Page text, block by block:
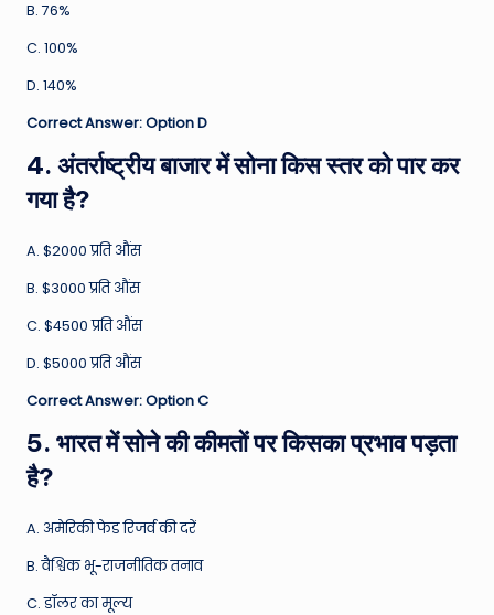
B. 76%
C. 100%
D. 140%
Correct Answer: Option D
4. अंतर्राष्ट्रीय बाजार में सोना किस स्तर को पार कर
गया है?
A. $2000 प्रति औंस
B. $3000 प्रति औंस
C. $4500 प्रति औंस
D. $5000 प्रति औंस
Correct Answer: Option C
5. भारत में सोने की कीमतों पर किसका प्रभाव पड़ता
है?
A. अमेरिकी फेड रिजर्व की दरें
B. वैश्विक भू-राजनीतिक तनाव
C. डॉलर का मूल्य